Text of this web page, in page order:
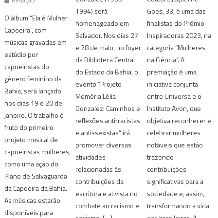
O álbum “Ela é Mulher
Capoeira”, com
músicas gravadas em
estúdio por
capoeiristas do
gênero feminino da
Bahia, será lançado
nos dias 19 e 20 de
janeiro. O trabalho é
fruto do primeiro
projeto musical de
capoeiristas mulheres,
como uma ação do
Plano de Salvaguarda
da Capoeira da Bahia.
As músicas estarão
disponíveis para
1994) será
homenageado em
Salvador. Nos dias 27
e 28 de maio, no foyer
da Biblioteca Central
do Estado da Bahia, o
evento “Projeto
Memória Lélia
Gonzalez: Caminhos e
reflexões antirracistas
e antissexistas” irá
promover diversas
atividades
relacionadas às
contribuições da
escritora e ativista no
combate ao racismo e
Goes, 33, é uma das
finalistas do Prêmio
Inspiradoras 2023, na
categoria “Mulheres
na Ciência”. A
premiação é uma
iniciativa conjunta
entre Universa e o
Instituto Avon, que
objetiva reconhecer e
celebrar mulheres
notáveis que estão
trazendo
contribuições
significativas para a
sociedade e, assim,
transformando a vida